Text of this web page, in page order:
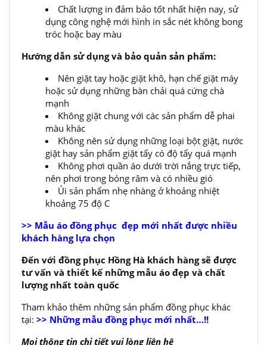
Chất lượng in đảm bảo tốt nhất hiện nay, sử
dụng công nghệ mới hình in sắc nét không bong
tróc hoặc bay màu
Hướng dẫn sử dụng và bảo quản sản phẩm:
Nên giặt tay hoặc giặt khô, hạn chế giặt máy
hoặc sử dụng những bàn chải quá cứng chà
mạnh
Không giặt chung với các sản phẩm dễ phai
màu khác
Không nên sử dụng những loại bột giặt, nước
giặt hay sản phẩm giặt tẩy có độ tẩy quá mạnh
Không phơi quần áo dưới trời nắng trực tiếp,
nên phơi trong bóng râm và có nhiều gió
Ủi sản phẩm nhẹ nhàng ở khoảng nhiệt
khoảng 75 độ C
>> Mẫu áo đồng phục đẹp mới nhất được nhiều
khách hàng lựa chọn
Đến với đồng phục Hồng Hà khách hàng sẽ được
tư vấn và thiết kế những mẫu áo đẹp và chất
lượng nhất toàn quốc
Tham khảo thêm những sản phẩm đồng phục khác
tại: >> Những mẫu đồng phục mới nhất…!!
Mọi thông tin chi tiết vui lòng liên hệ